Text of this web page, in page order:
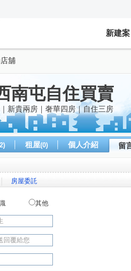
新建案
舖
南屯自住買賣
新貴兩房｜奢華四房｜自住三房
租屋(0) 個人介紹 留
房屋委託
其他